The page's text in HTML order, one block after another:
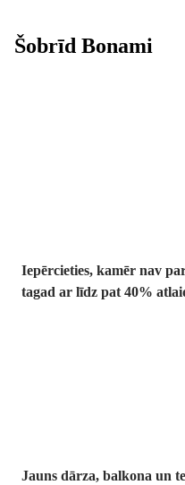
Šobrīd Bonami
Iepērcieties, kamēr nav
tagad ar līdz pat 40%
Jauns dārza, balkona un